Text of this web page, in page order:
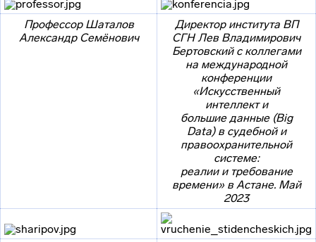
Профессор Шаталов
Александр Семёнович
Директор института ВП
СГН Лев Владимирович
Бертовский с коллегами
на международной
конференции
«Искусственный
интеллект и
большие данные (Big
Data) в судебной и
правоохранительной
системе:
реалии и требование
времени» в Астане. Май
2023